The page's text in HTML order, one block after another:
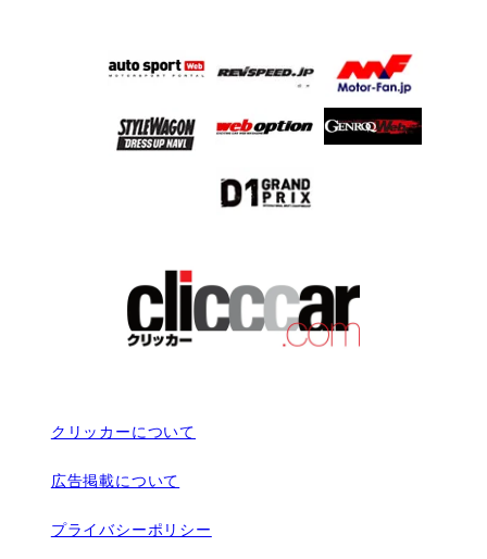
クリッカーについて
広告掲載について
プライバシーポリシー